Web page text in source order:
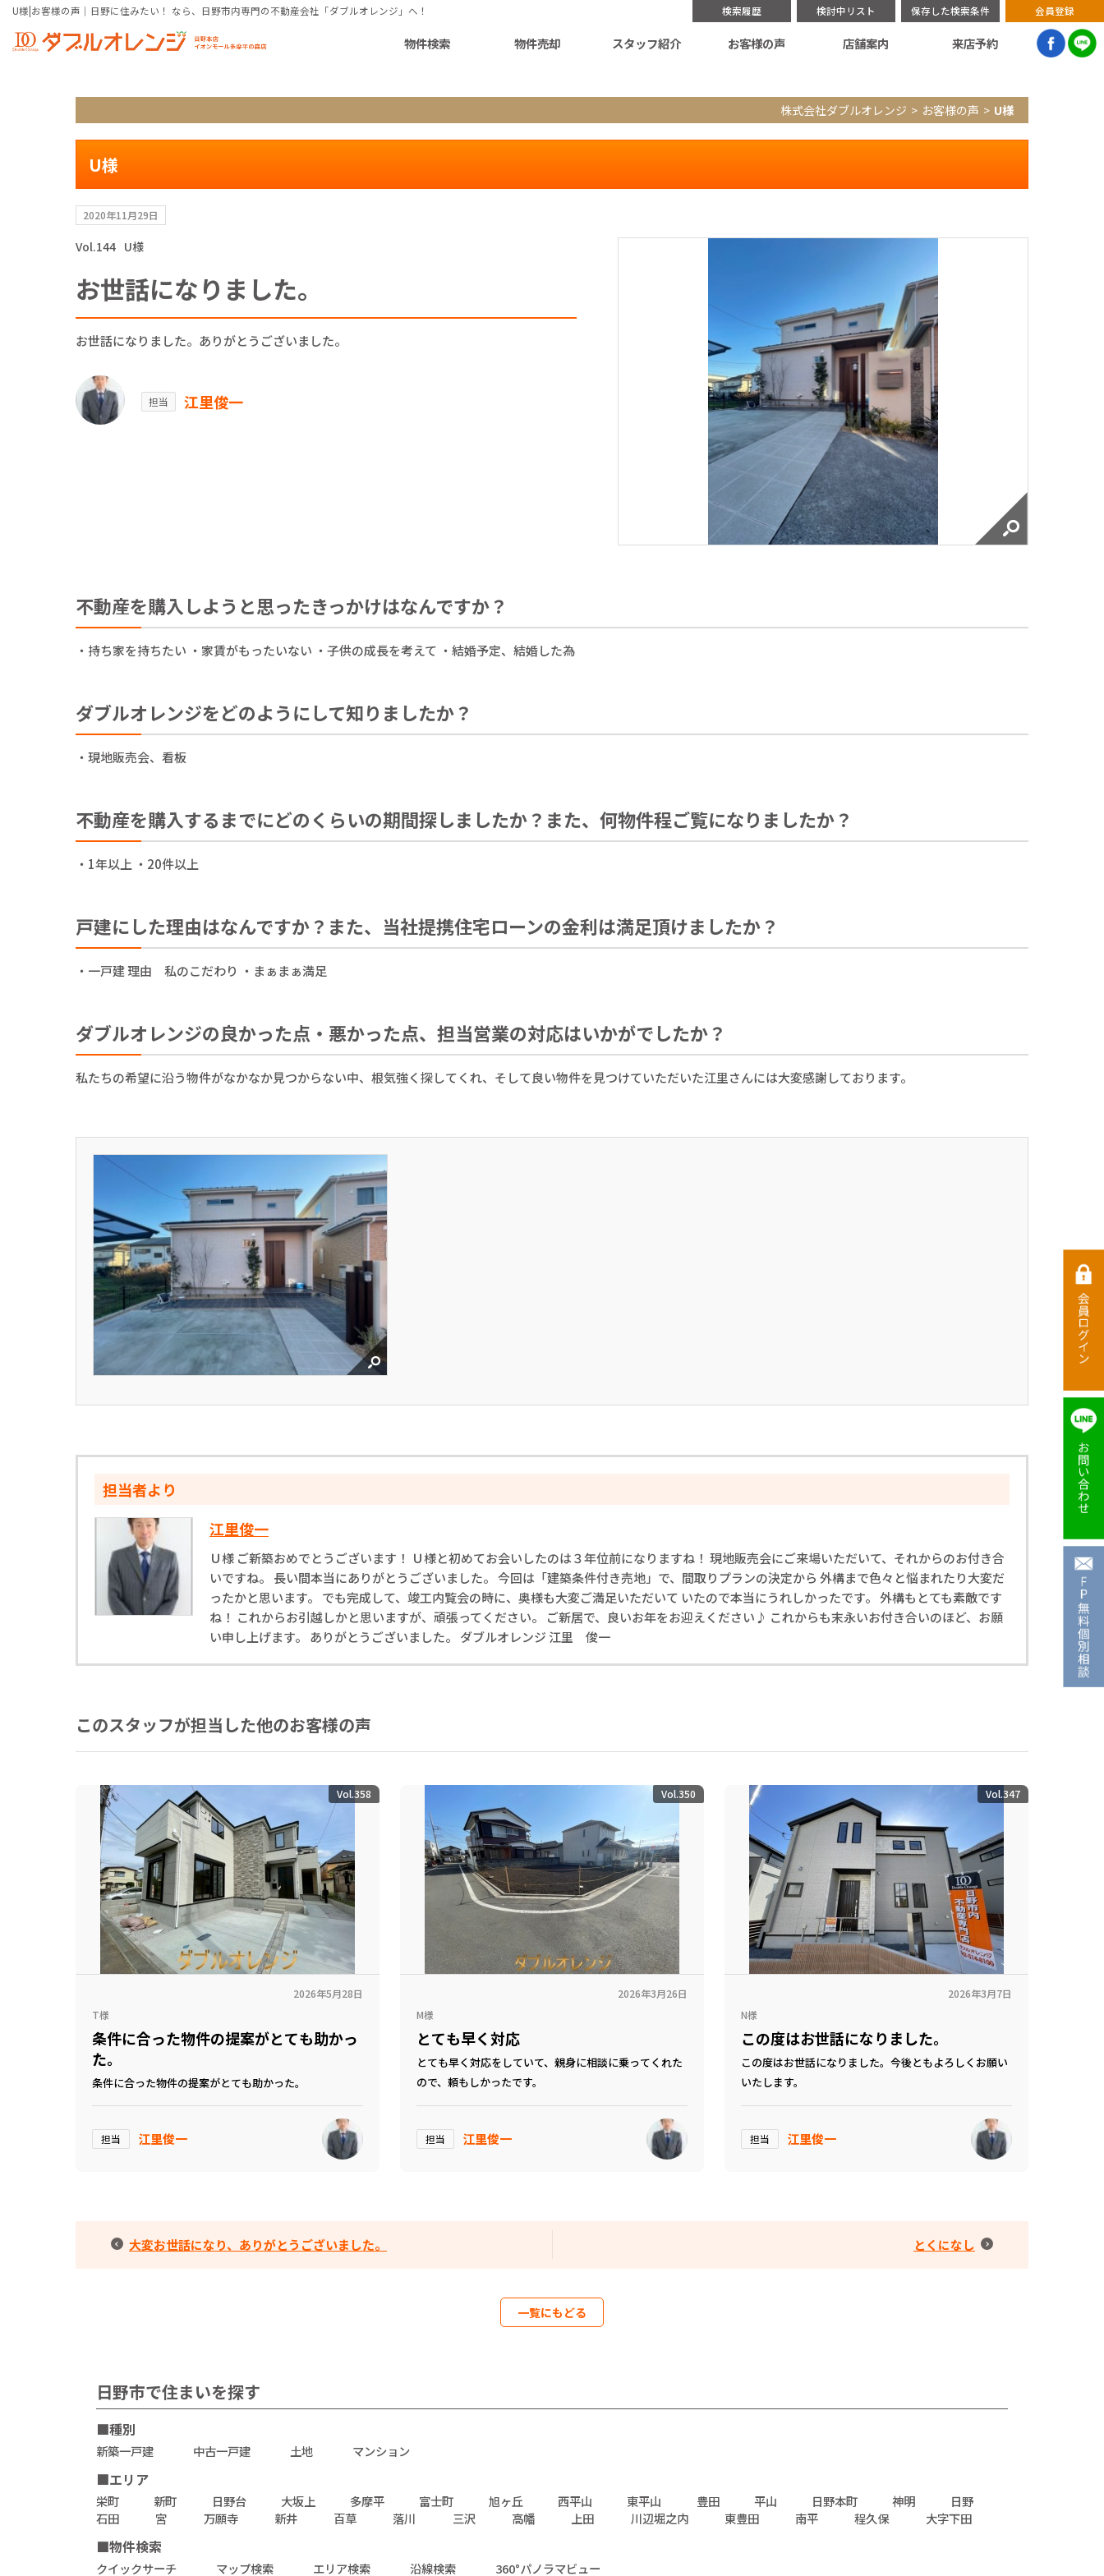
U様|お客様の声｜日野に住みたい！ なら、日野市内専門の不動産会社「ダブルオレンジ」へ！ 検索履歴 検討中リスト 保存した検索条件 会員登録
物件検索 物件売却 スタッフ紹介 お客様の声 店舗案内 来店予約
株式会社ダブルオレンジ お客様の声 U様
U様
2020年11月29日
Vol.144 U様
お世話になりました。
お世話になりました。ありがとうございました。
担当 江里俊一
不動産を購入しようと思ったきっかけはなんですか？
・持ち家を持ちたい ・家賃がもったいない ・子供の成長を考えて ・結婚予定、結婚した為
ダブルオレンジをどのようにして知りましたか？
・現地販売会、看板
不動産を購入するまでにどのくらいの期間探しましたか？また、何物件程ご覧になりましたか？
・1年以上 ・20件以上
戸建にした理由はなんですか？また、当社提携住宅ローンの金利は満足頂けましたか？
・一戸建 理由 私のこだわり ・まぁまぁ満足
ダブルオレンジの良かった点・悪かった点、担当営業の対応はいかがでしたか？
私たちの希望に沿う物件がなかなか見つからない中、根気強く探してくれ、そして良い物件を見つけていただいた江里さんには大変感謝しております。
担当者より
江里俊一
Ｕ様 ご新築おめでとうございます！ Ｕ様と初めてお会いしたのは３年位前になりますね！ 現地販売会にご来場いただいて、それからのお付き合
いですね。 長い間本当にありがとうございました。 今回は「建築条件付き売地」で、間取りプランの決定から 外構まで色々と悩まれたり大変だ
ったかと思います。 でも完成して、竣工内覧会の時に、奥様も大変ご満足いただいて いたので本当にうれしかったです。 外構もとても素敵です
ね！ これからお引越しかと思いますが、頑張ってください。 ご新居で、良いお年をお迎えください♪ これからも末永いお付き合いのほど、お願
い申し上げます。 ありがとうございました。 ダブルオレンジ 江里 俊一
このスタッフが担当した他のお客様の声
Vol.358
2026年5月28日
T様
条件に合った物件の提案がとても助かっ
た。
条件に合った物件の提案がとても助かった。
担当 江里俊一
Vol.350
2026年3月26日
M様
とても早く対応
とても早く対応をしていて、親身に相談に乗ってくれた
ので、頼もしかったです。
担当 江里俊一
Vol.347
2026年3月7日
N様
この度はお世話になりました。
この度はお世話になりました。今後ともよろしくお願い
いたします。
担当 江里俊一
大変お世話になり、ありがとうございました。 とくになし
一覧にもどる
日野市で住まいを探す
■種別
新築一戸建 中古一戸建 土地 マンション
■エリア
栄町 新町 日野台 大坂上 多摩平 富士町 旭ヶ丘 西平山 東平山 豊田 平山 日野本町 神明
日野
石田
宮 万願寺 新井 百草 落川 三沢 高幡 上田 川辺堀之内 東豊田 南平 程久保 大字下田
■物件検索
クイックサーチ マップ検索 エリア検索 沿線検索 360°パノラマビュー